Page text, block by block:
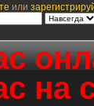
или
на